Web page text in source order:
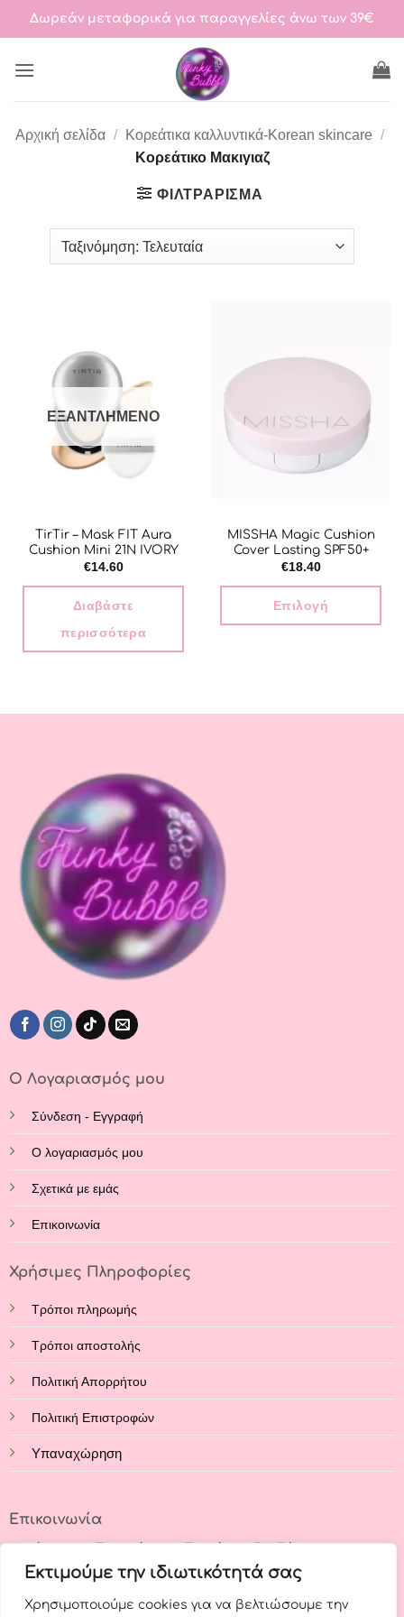
Εκτιμούμε την ιδιωτικότητά σας
Χρησιμοποιούμε cookies για να βελτιώσουμε την
Μετάβαση
Δωρεάν μεταφορικά για παραγγελίες άνω των 39€
Αρχική σελίδα / Κορεάτικα καλλυντικά-Korean skincare /
Κορεάτικο Μακιγιαζ
ΦΙΛΤΡΆΡΙΣΜΑ
ΕΞΑΝΤΛΗΜΈΝΟ
TirTir – Mask FIT Aura
Cushion Mini 21N IVORY
€14.60
Διαβάστε
περισσότερα
MISSHA Magic Cushion
Cover Lasting SPF50+
€18.40
Επιλογή
έχει
Ο Λογαριασμός μου
Σύνδεση - Εγγραφή
Ο λογαριασμός μου
Σχετικά με εμάς
Επικοινωνία
Χρήσιμες Πληροφορίες
Τρόποι πληρωμής
Τρόποι αποστολής
Πολιτική Απορρήτου
Πολιτική Επιστροφών
Υπαναχώρηση
Επικοινωνία
Κατάστημα: Στρατάρχου Παπάγου 54, Εύοσμος,
Θεσσαλονίκη, 56224
Τηλέφωνο: +30 23140 62644